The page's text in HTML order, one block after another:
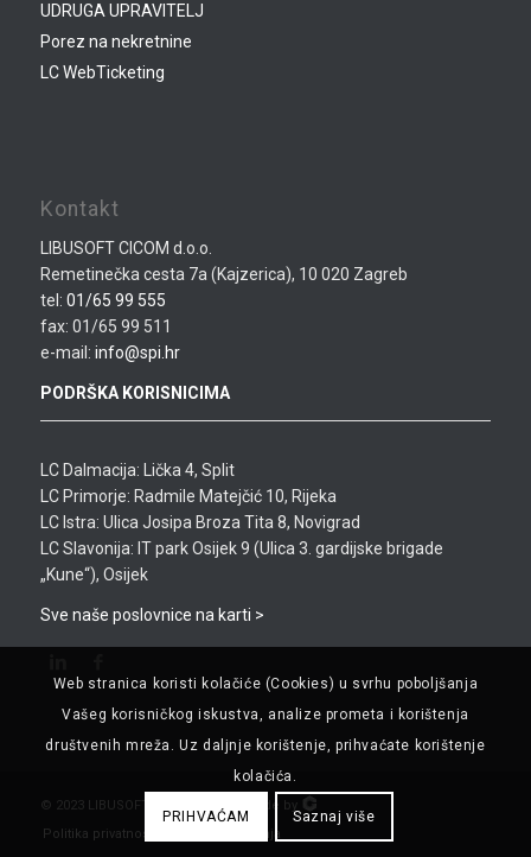
UDRUGA UPRAVITELJ
Porez na nekretnine
LC WebTicketing
Kontakt
LIBUSOFT CICOM d.o.o.
Remetinečka cesta 7a (Kajzerica), 10 020 Zagreb
tel: 01/65 99 555
fax: 01/65 99 511
e-mail: info@spi.hr
PODRŠKA KORISNICIMA
LC Dalmacija: Lička 4, Split
LC Primorje: Radmile Matejčić 10, Rijeka
LC Istra: Ulica Josipa Broza Tita 8, Novigrad
LC Slavonija: IT park Osijek 9 (Ulica 3. gardijske brigade
„Kune“), Osijek
Sve naše poslovnice na karti >
© 2023 LIBUSOFT CICOM d.o.o. . Made by
Politika privatnosti
Uvjeti korištenja
Web stranica koristi kolačiće (Cookies) u svrhu poboljšanja
Vašeg korisničkog iskustva, analize prometa i korištenja
društvenih mreža. Uz daljnje korištenje, prihvaćate korištenje
kolačića.
PRIHVAĆAM Saznaj više